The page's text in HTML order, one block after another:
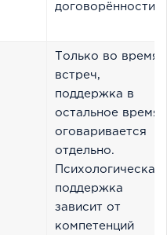
договорённости.
Только во время
встреч,
поддержка в
остальное время
оговаривается
отдельно.
Психологическая
поддержка
зависит от
компетенций